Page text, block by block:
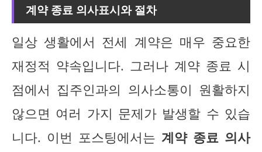
계약 종료 의사표시와 절차
일상 생활에서 전세 계약은 매우 중요한
재정적 약속입니다. 그러나 계약 종료 시
점에서 집주인과의 의사소통이 원활하지
않으면 여러 가지 문제가 발생할 수 있습
니다. 이번 포스팅에서는 계약 종료 의사